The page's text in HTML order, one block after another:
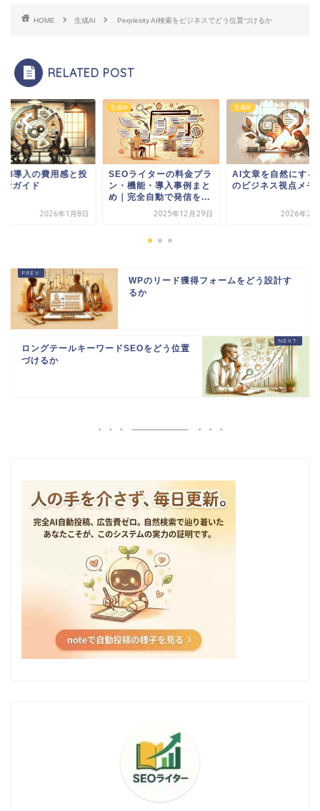
HOME 生成AI Perplexity AI検索をビジネスでどう位置づけるか
RELATED POST
ライターの料金プラ
機能・導入事例まと
2025年12月29日
生成AI
AI文章を自然にするため
のビジネス視点メモ
2026年2月20日
生成AI
生成AI導入の費用感
資判断ガイド
2026年1
WPのリード獲得フォームをどう設計す
るか
ロングテールキーワードSEOをどう位置
づけるか